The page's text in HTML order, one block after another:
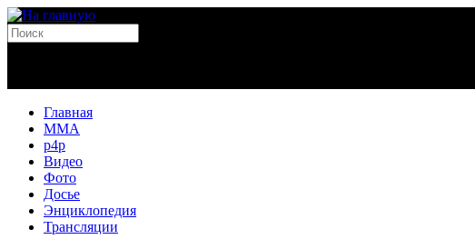
Главная
MMA
p4p
Видео
Фото
Досье
Энциклопедия
Трансляции